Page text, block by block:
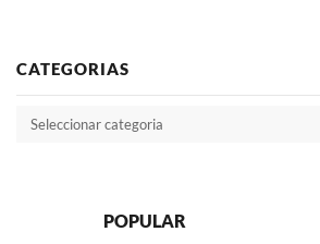
CATEGORIAS
POPULAR